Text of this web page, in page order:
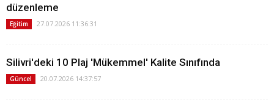
düzenleme
Eğitim 27.07.2026 11:36:31
Silivri'deki 10 Plaj 'Mükemmel' Kalite Sınıfında
Güncel 20.07.2026 14:37:57